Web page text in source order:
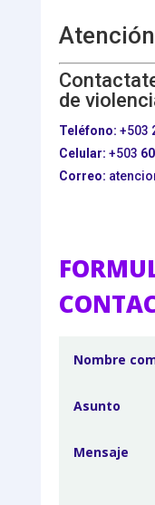
de
Teléfono: +503
Celular: +503
Correo: